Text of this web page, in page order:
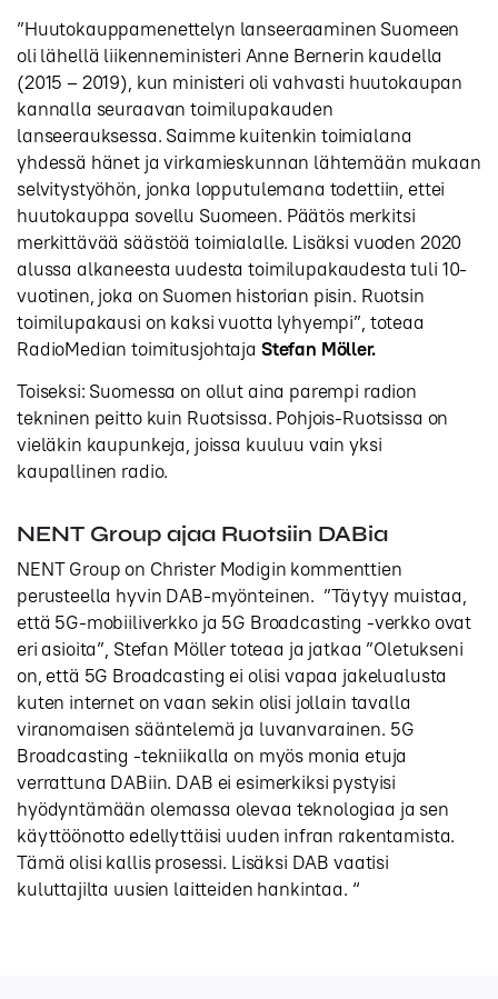
”Huutokauppamenettelyn lanseeraaminen Suomeen
oli lähellä liikenneministeri Anne Bernerin kaudella
(2015 – 2019), kun ministeri oli vahvasti huutokaupan
kannalla seuraavan toimilupakauden
lanseerauksessa. Saimme kuitenkin toimialana
yhdessä hänet ja virkamieskunnan lähtemään mukaan
selvitystyöhön, jonka lopputulemana todettiin, ettei
huutokauppa sovellu Suomeen. Päätös merkitsi
merkittävää säästöä toimialalle. Lisäksi vuoden 2020
alussa alkaneesta uudesta toimilupakaudesta tuli 10-
vuotinen, joka on Suomen historian pisin. Ruotsin
toimilupakausi on kaksi vuotta lyhyempi”, toteaa
RadioMedian toimitusjohtaja Stefan Möller.
Toiseksi: Suomessa on ollut aina parempi radion
tekninen peitto kuin Ruotsissa. Pohjois-Ruotsissa on
vieläkin kaupunkeja, joissa kuuluu vain yksi
kaupallinen radio.
NENT Group ajaa Ruotsiin DABia
NENT Group on Christer Modigin kommenttien
perusteella hyvin DAB-myönteinen. ”Täytyy muistaa,
että 5G-mobiiliverkko ja 5G Broadcasting -verkko ovat
eri asioita”, Stefan Möller toteaa ja jatkaa ”Oletukseni
on, että 5G Broadcasting ei olisi vapaa jakelualusta
kuten internet on vaan sekin olisi jollain tavalla
viranomaisen sääntelemä ja luvanvarainen. 5G
Broadcasting -tekniikalla on myös monia etuja
verrattuna DABiin. DAB ei esimerkiksi pystyisi
hyödyntämään olemassa olevaa teknologiaa ja sen
käyttöönotto edellyttäisi uuden infran rakentamista.
Tämä olisi kallis prosessi. Lisäksi DAB vaatisi
kuluttajilta uusien laitteiden hankintaa. “